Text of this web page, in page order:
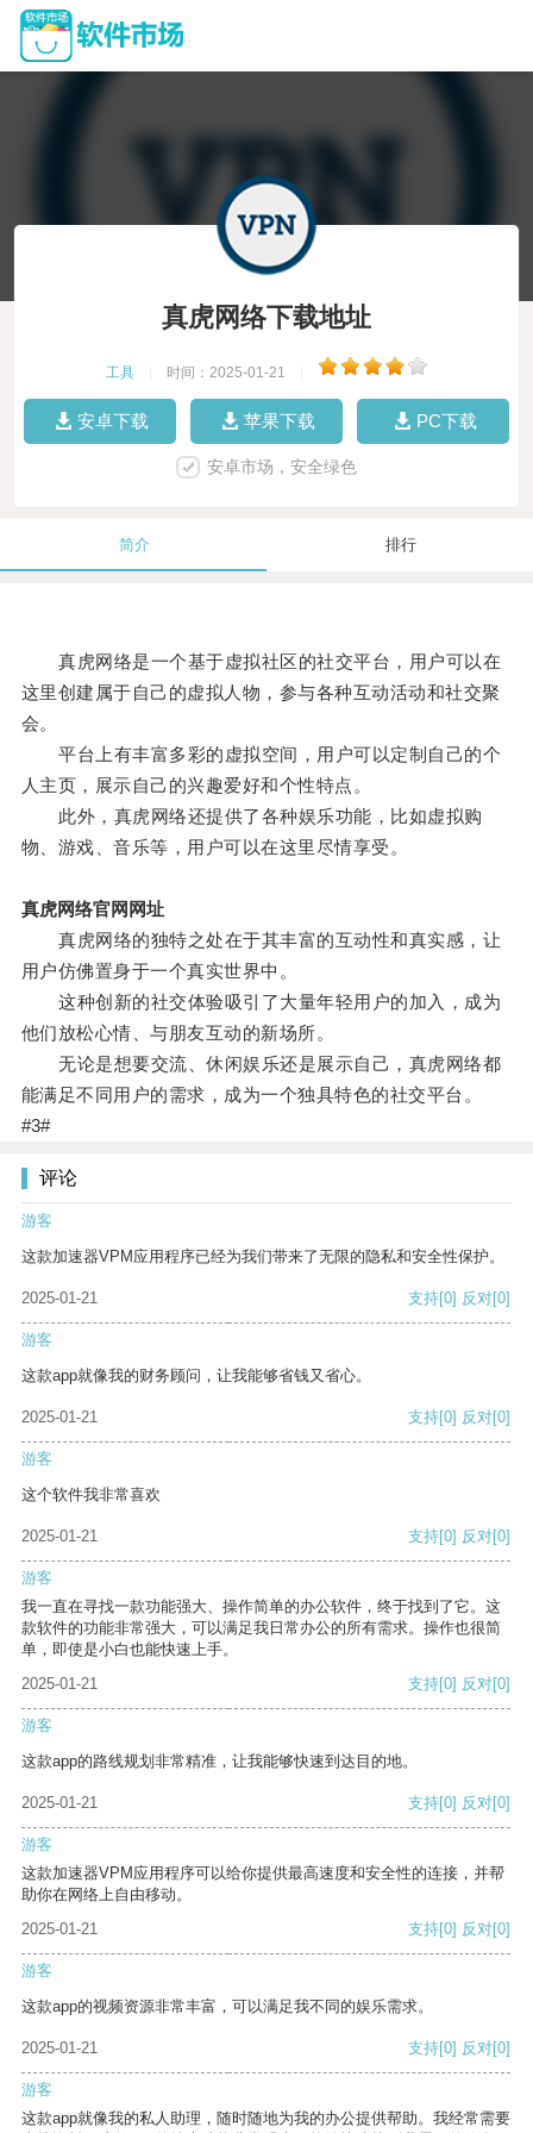
真虎网络下载地址
工具 时间：2025-01-21
安卓下载 苹果下载 PC下载
安卓市场，安全绿色
简介 排行
真虎网络是一个基于虚拟社区的社交平台，用户可以在
这里创建属于自己的虚拟人物，参与各种互动活动和社交聚
会。
平台上有丰富多彩的虚拟空间，用户可以定制自己的个
人主页，展示自己的兴趣爱好和个性特点。
此外，真虎网络还提供了各种娱乐功能，比如虚拟购
物、游戏、音乐等，用户可以在这里尽情享受。
真虎网络官网网址
真虎网络的独特之处在于其丰富的互动性和真实感，让
用户仿佛置身于一个真实世界中。
这种创新的社交体验吸引了大量年轻用户的加入，成为
他们放松心情、与朋友互动的新场所。
无论是想要交流、休闲娱乐还是展示自己，真虎网络都
能满足不同用户的需求，成为一个独具特色的社交平台。
#3#
评论
游客
这款加速器VPM应用程序已经为我们带来了无限的隐私和安全性保护。
2025-01-21 支持[0] 反对[0]
游客
这款app就像我的财务顾问，让我能够省钱又省心。
2025-01-21 支持[0] 反对[0]
游客
这个软件我非常喜欢
2025-01-21 支持[0] 反对[0]
游客
我一直在寻找一款功能强大、操作简单的办公软件，终于找到了它。这
款软件的功能非常强大，可以满足我日常办公的所有需求。操作也很简
单，即使是小白也能快速上手。
2025-01-21
支持[0] 反对[0]
游客
这款app的路线规划非常精准，让我能够快速到达目的地。
2025-01-21 支持[0] 反对[0]
游客
这款加速器VPM应用程序可以给你提供最高速度和安全性的连接，并帮
助你在网络上自由移动。
2025-01-21
支持[0] 反对[0]
游客
这款app的视频资源非常丰富，可以满足我不同的娱乐需求。
2025-01-21 支持[0] 反对[0]
游客
这款app就像我的私人助理，随时随地为我的办公提供帮助。我经常需要